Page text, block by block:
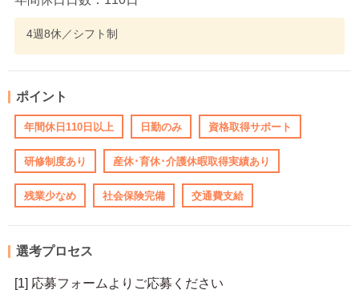
4週8休／シフト制
ポイント
年間休日110日以上 日勤のみ 資格取得サポート
研修制度あり 産休･育休･介護休暇取得実績あり
残業少なめ 社会保険完備 交通費支給
選考プロセス
[1] 応募フォームよりご応募ください